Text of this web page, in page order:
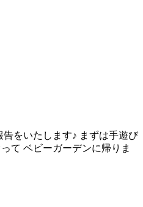
をいたします♪ まずは手遊び
て ベビーガーデンに帰りま